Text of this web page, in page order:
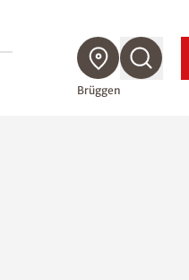
Brüggen